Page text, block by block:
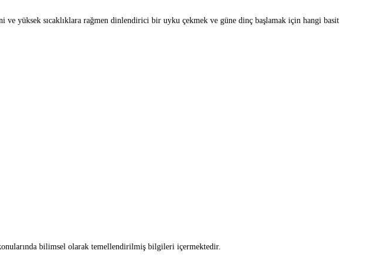
yüksek sıcaklıklara rağmen dinlendirici bir uyku çekmek ve güne dinç başlamak için hangi basit
bilimsel olarak temellendirilmiş bilgileri içermektedir.